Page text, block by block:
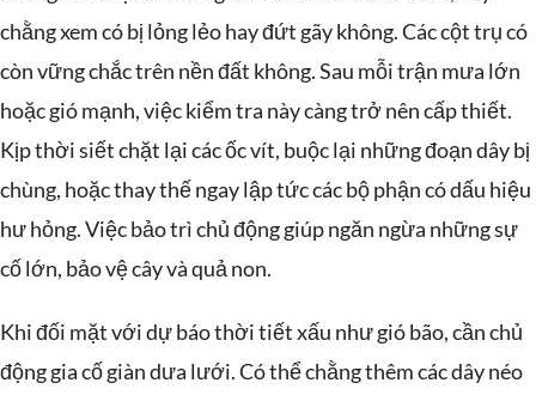
chằng xem có bị lỏng lẻo hay đứt gãy không. Các cột trụ có
còn vững chắc trên nền đất không. Sau mỗi trận mưa lớn
hoặc gió mạnh, việc kiểm tra này càng trở nên cấp thiết.
Kịp thời siết chặt lại các ốc vít, buộc lại những đoạn dây bị
chùng, hoặc thay thế ngay lập tức các bộ phận có dấu hiệu
hư hỏng. Việc bảo trì chủ động giúp ngăn ngừa những sự
cố lớn, bảo vệ cây và quả non.
Khi đối mặt với dự báo thời tiết xấu như gió bão, cần chủ
động gia cố giàn dưa lưới. Có thể chằng thêm các dây néo